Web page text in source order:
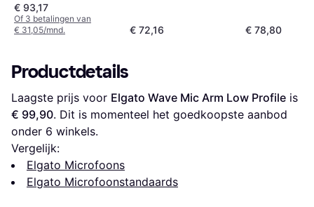
€ 93,17
Of 3 betalingen van
€ 31,05/mnd.
€ 72,16 € 78,80
Productdetails
Laagste prijs voor Elgato Wave Mic Arm Low Profile
€ 99,90. Dit is momenteel het goedkoopste aanbod
onder 6 winkels.
Vergelijk:
Elgato Microfoons
Elgato Microfoonstandaards